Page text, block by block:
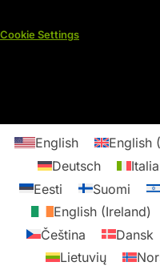
Cookie Settings
English English
Deutsch
Eesti
Suomi
English (Ireland)
Čeština
Dansk
Lietuvių